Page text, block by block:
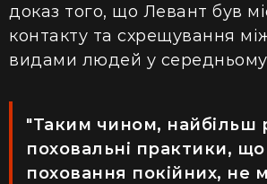
доказ того, що Левант був
контакту та схрещування
видами людей у середньому
"Таким чином, найбільш
поховальні практики,
поховання покійних, не